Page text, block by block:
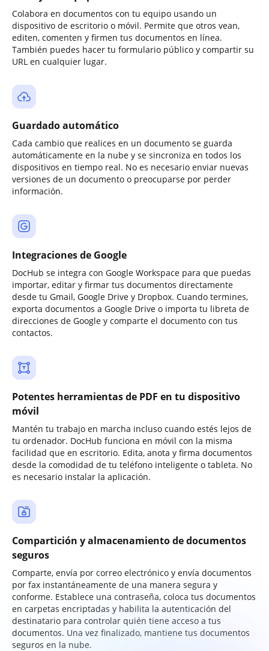
Colabora en documentos con tu equipo usando un
dispositivo de escritorio o móvil. Permite que otros vean,
editen, comenten y firmen tus documentos en línea.
También puedes hacer tu formulario público y compartir su
URL en cualquier lugar.
Guardado automático
Cada cambio que realices en un documento se guarda
automáticamente en la nube y se sincroniza en todos los
dispositivos en tiempo real. No es necesario enviar nuevas
versiones de un documento o preocuparse por perder
información.
Integraciones de Google
DocHub se integra con Google Workspace para que puedas
importar, editar y firmar tus documentos directamente
desde tu Gmail, Google Drive y Dropbox. Cuando termines,
exporta documentos a Google Drive o importa tu libreta de
direcciones de Google y comparte el documento con tus
contactos.
Potentes herramientas de PDF en tu dispositivo
móvil
Mantén tu trabajo en marcha incluso cuando estés lejos de
tu ordenador. DocHub funciona en móvil con la misma
facilidad que en escritorio. Edita, anota y firma documentos
desde la comodidad de tu teléfono inteligente o tableta. No
es necesario instalar la aplicación.
Compartición y almacenamiento de documentos
seguros
Comparte, envía por correo electrónico y envía documentos
por fax instantáneamente de una manera segura y
conforme. Establece una contraseña, coloca tus documentos
en carpetas encriptadas y habilita la autenticación del
destinatario para controlar quién tiene acceso a tus
documentos. Una vez finalizado, mantiene tus documentos
seguros en la nube.